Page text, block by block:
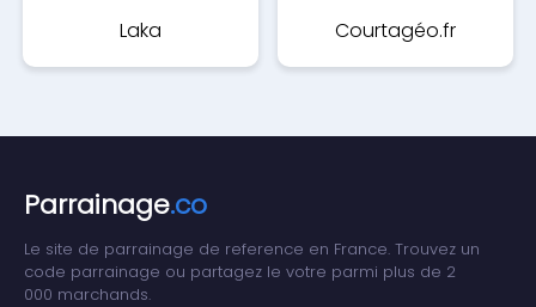
Laka Courtagéo.fr
Parrainage.co
Le site de parrainage de reference en France. Trouvez un
code parrainage ou partagez le votre parmi plus de 2
000 marchands.